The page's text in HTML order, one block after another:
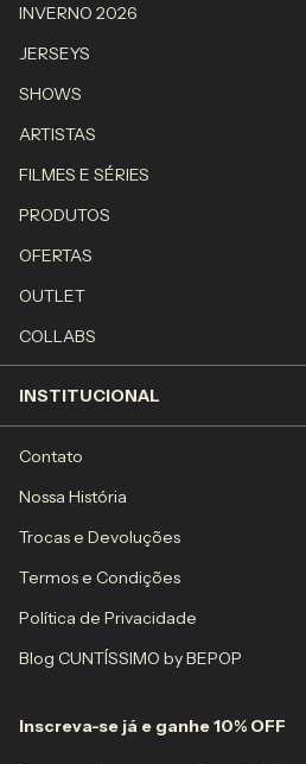
INVERNO 2026
JERSEYS
SHOWS
ARTISTAS
FILMES E SÉRIES
PRODUTOS
OFERTAS
OUTLET
COLLABS
INSTITUCIONAL
Contato
Nossa História
Trocas e Devoluções
Termos e Condições
Política de Privacidade
Blog CUNTÍSSIMO by BEPOP
Inscreva-se já e ganhe 10% OFF